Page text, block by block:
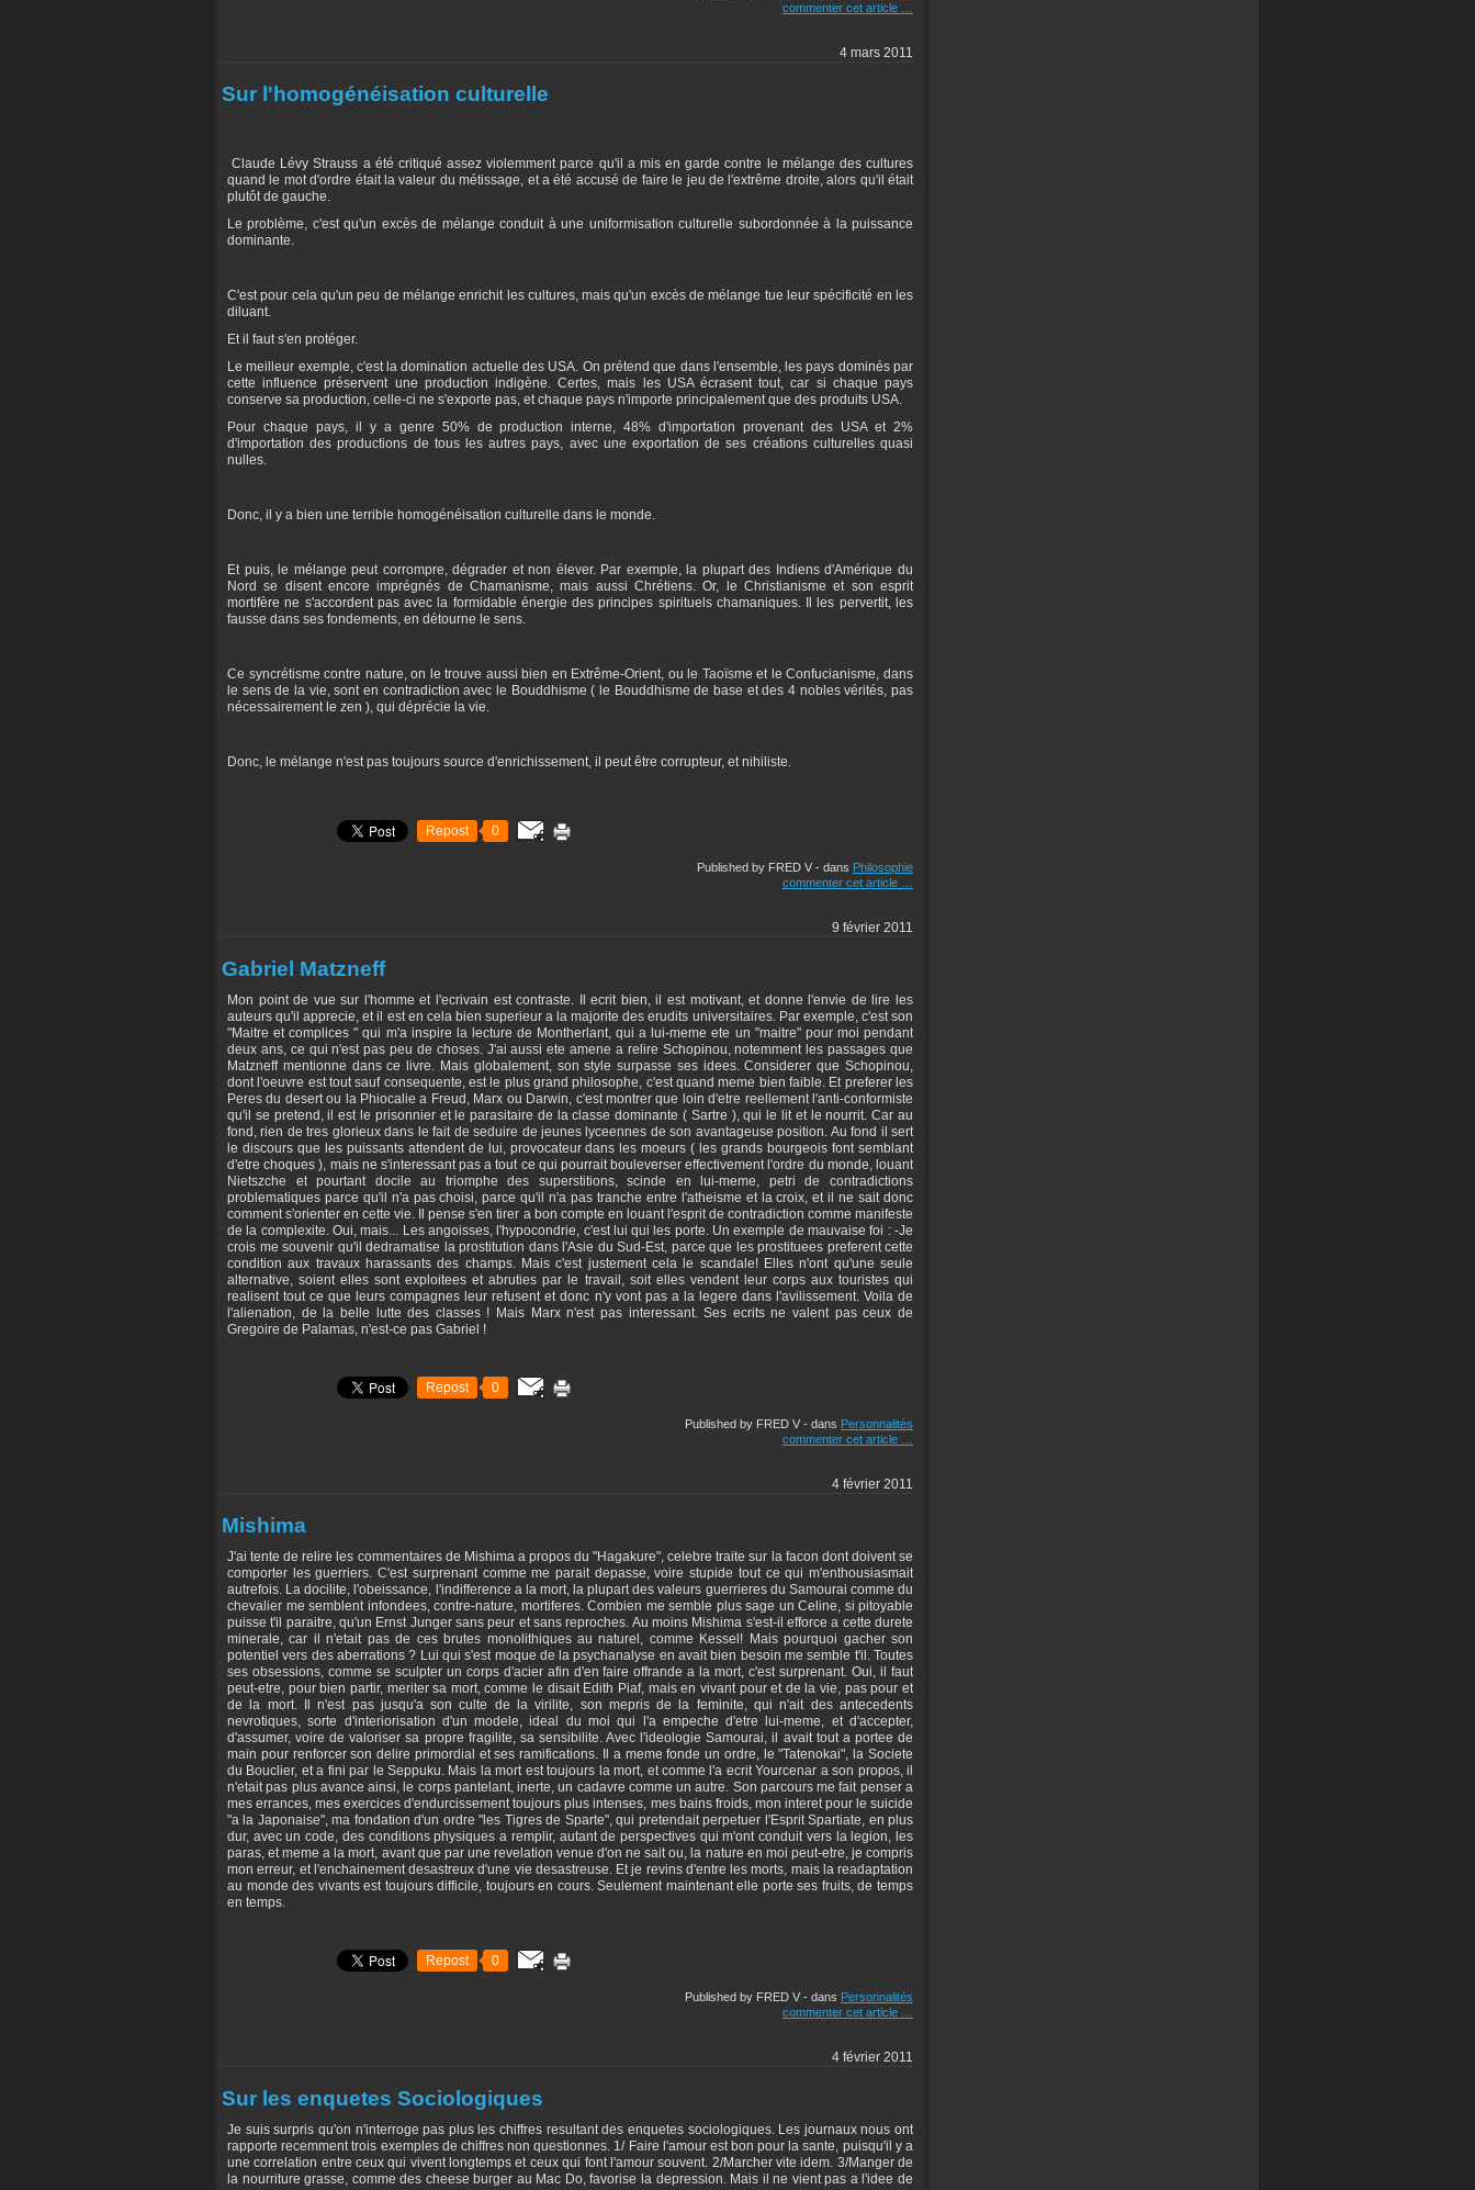
commenter cet article
4 mars 2011
Sur l'homogénéisation culturelle
Claude Lévy Strauss a été critiqué assez violemment parce qu'il a mis en garde contre le mélange des cultures
quand le mot d'ordre était la valeur du métissage, et a été accusé de faire le jeu de l'extrême droite, alors qu'il était
plutôt de gauche.
Le problème, c'est qu'un excès de mélange conduit à une uniformisation culturelle subordonnée à la puissance
dominante.
C'est pour cela qu'un peu de mélange enrichit les cultures, mais qu'un excès de mélange tue leur spécificité en les
diluant.
Et il faut s'en protéger.
Le meilleur exemple, c'est la domination actuelle des USA. On prétend que dans l'ensemble, les pays dominés par
cette influence préservent une production indigène. Certes, mais les USA écrasent tout, car si chaque pays
conserve sa production, celle-ci ne s'exporte pas, et chaque pays n'importe principalement que des produits USA.
Pour chaque pays, il y a genre 50% de production interne, 48% d'importation provenant des USA et 2%
d'importation des productions de tous les autres pays, avec une exportation de ses créations culturelles quasi
nulles.
Donc, il y a bien une terrible homogénéisation culturelle dans le monde.
Et puis, le mélange peut corrompre, dégrader et non élever. Par exemple, la plupart des Indiens d'Amérique du
Nord se disent encore imprégnés de Chamanisme, mais aussi Chrétiens. Or, le Christianisme et son esprit
mortifère ne s'accordent pas avec la formidable énergie des principes spirituels chamaniques. Il les pervertit, les
fausse dans ses fondements, en détourne le sens.
Ce syncrétisme contre nature, on le trouve aussi bien en Extrême-Orient, ou le Taoïsme et le Confucianisme, dans
le sens de la vie, sont en contradiction avec le Bouddhisme ( le Bouddhisme de base et des 4 nobles vérités, pas
nécessairement le zen ), qui déprécie la vie.
Donc, le mélange n'est pas toujours source d'enrichissement, il peut être corrupteur, et nihiliste.
Repost 0
Published by FRED V - dans Philosophie
commenter cet article
9 février 2011
Gabriel Matzneff
Mon point de vue sur l'homme et l'ecrivain est contraste. Il ecrit bien, il est motivant, et donne l'envie de lire les
auteurs qu'il apprecie, et il est en cela bien superieur a la majorite des erudits universitaires. Par exemple, c'est son
"Maitre et complices " qui m'a inspire la lecture de Montherlant, qui a lui-meme ete un "maitre" pour moi pendant
deux ans, ce qui n'est pas peu de choses. J'ai aussi ete amene a relire Schopinou, notemment les passages que
Matzneff mentionne dans ce livre. Mais globalement, son style surpasse ses idees. Considerer que Schopinou,
dont l'oeuvre est tout sauf consequente, est le plus grand philosophe, c'est quand meme bien faible. Et preferer les
Peres du desert ou la Phiocalie a Freud, Marx ou Darwin, c'est montrer que loin d'etre reellement l'anti-conformiste
qu'il se pretend, il est le prisonnier et le parasitaire de la classe dominante ( Sartre ), qui le lit et le nourrit. Car au
fond, rien de tres glorieux dans le fait de seduire de jeunes lyceennes de son avantageuse position. Au fond il sert
le discours que les puissants attendent de lui, provocateur dans les moeurs ( les grands bourgeois font semblant
d'etre choques ), mais ne s'interessant pas a tout ce qui pourrait bouleverser effectivement l'ordre du monde, louant
Nietszche et pourtant docile au triomphe des superstitions, scinde en lui-meme, petri de contradictions
problematiques parce qu'il n'a pas choisi, parce qu'il n'a pas tranche entre l'atheisme et la croix, et il ne sait donc
comment s'orienter en cette vie. Il pense s'en tirer a bon compte en louant l'esprit de contradiction comme manifeste
de la complexite. Oui, mais... Les angoisses, l'hypocondrie, c'est lui qui les porte. Un exemple de mauvaise foi : -Je
crois me souvenir qu'il dedramatise la prostitution dans l'Asie du Sud-Est, parce que les prostituees preferent cette
condition aux travaux harassants des champs. Mais c'est justement cela le scandale! Elles n'ont qu'une seule
alternative, soient elles sont exploitees et abruties par le travail, soit elles vendent leur corps aux touristes qui
realisent tout ce que leurs compagnes leur refusent et donc n'y vont pas a la legere dans l'avilissement. Voila de
l'alienation, de la belle lutte des classes ! Mais Marx n'est pas interessant. Ses ecrits ne valent pas ceux de
Gregoire de Palamas, n'est-ce pas Gabriel !
Repost 0
Published by FRED V - dans Personnalités
commenter cet article
4 février 2011
Mishima
J'ai tente de relire les commentaires de Mishima a propos du "Hagakure", celebre traite sur la facon dont doivent se
comporter les guerriers. C'est surprenant comme me parait depasse, voire stupide tout ce qui m'enthousiasmait
autrefois. La docilite, l'obeissance, l'indifference a la mort, la plupart des valeurs guerrieres du Samourai comme du
chevalier me semblent infondees, contre-nature, mortiferes. Combien me semble plus sage un Celine, si pitoyable
puisse t'il paraitre, qu'un Ernst Junger sans peur et sans reproches. Au moins Mishima s'est-il efforce a cette durete
minerale, car il n'etait pas de ces brutes monolithiques au naturel, comme Kessel! Mais pourquoi gacher son
potentiel vers des aberrations ? Lui qui s'est moque de la psychanalyse en avait bien besoin me semble t'il. Toutes
ses obsessions, comme se sculpter un corps d'acier afin d'en faire offrande a la mort, c'est surprenant. Oui, il faut
peut-etre, pour bien partir, meriter sa mort, comme le disait Edith Piaf, mais en vivant pour et de la vie, pas pour et
de la mort. Il n'est pas jusqu'a son culte de la virilite, son mepris de la feminite, qui n'ait des antecedents
nevrotiques, sorte d'interiorisation d'un modele, ideal du moi qui l'a empeche d'etre lui-meme, et d'accepter,
d'assumer, voire de valoriser sa propre fragilite, sa sensibilite. Avec l'ideologie Samourai, il avait tout a portee de
main pour renforcer son delire primordial et ses ramifications. Il a meme fonde un ordre, le "Tatenokai", la Societe
du Bouclier, et a fini par le Seppuku. Mais la mort est toujours la mort, et comme l'a ecrit Yourcenar a son propos, il
n'etait pas plus avance ainsi, le corps pantelant, inerte, un cadavre comme un autre. Son parcours me fait penser a
mes errances, mes exercices d'endurcissement toujours plus intenses, mes bains froids, mon interet pour le suicide
"a la Japonaise", ma fondation d'un ordre "les Tigres de Sparte", qui pretendait perpetuer l'Esprit Spartiate, en plus
dur, avec un code, des conditions physiques a remplir, autant de perspectives qui m'ont conduit vers la legion, les
paras, et meme a la mort, avant que par une revelation venue d'on ne sait ou, la nature en moi peut-etre, je compris
mon erreur, et l'enchainement desastreux d'une vie desastreuse. Et je revins d'entre les morts, mais la readaptation
au monde des vivants est toujours difficile, toujours en cours. Seulement maintenant elle porte ses fruits, de temps
en temps.
Repost 0
Published by FRED V - dans Personnalités
commenter cet article
4 février 2011
Sur les enquetes Sociologiques
Je suis surpris qu'on n'interroge pas plus les chiffres resultant des enquetes sociologiques. Les journaux nous ont
rapporte recemment trois exemples de chiffres non questionnes. 1/ Faire l'amour est bon pour la sante, puisqu'il y a
une correlation entre ceux qui vivent longtemps et ceux qui font l'amour souvent. 2/Marcher vite idem. 3/Manger de
la nourriture grasse, comme des cheese burger au Mac Do, favorise la depression. Mais il ne vient pas a l'idee de